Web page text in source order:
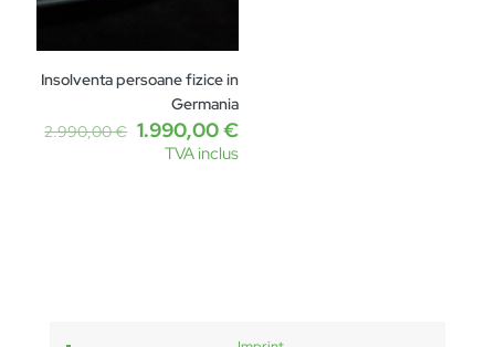
Insolventa persoane fizice in
Germania
2.990,00€ Prețul
inițial
1.990,00€Prețul
curent
TVA inclus